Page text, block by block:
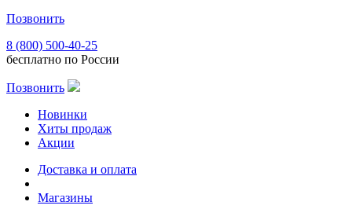
Позвонить
8 (800) 500-40-25
бесплатно по России
Позвонить
Новинки
Хиты продаж
Акции
Доставка и оплата
Магазины